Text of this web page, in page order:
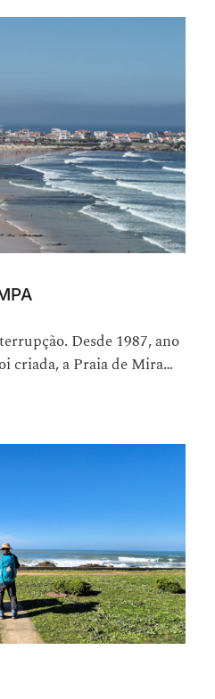
Desde 1987, ano
criada, a Praia de Mira…